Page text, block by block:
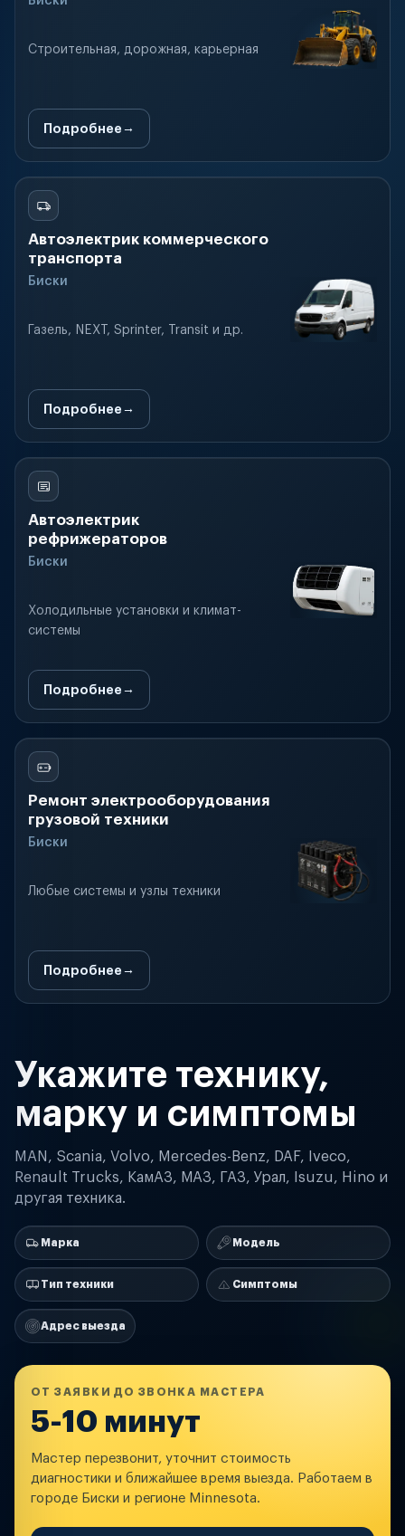
Строительная, дорожная, карьерная
Подробнее
Автоэлектрик коммерческого
транспорта
Биски
Газель, NEXT, Sprinter, Transit и др.
Подробнее
Автоэлектрик
рефрижераторов
Биски
Холодильные установки и климат-
системы
Подробнее
Ремонт электрооборудования
грузовой техники
Биски
Любые системы и узлы техники
Подробнее
Укажите технику,
марку и симптомы
MAN, Scania, Volvo, Mercedes-Benz, DAF, Iveco,
Renault Trucks, КамАЗ, МАЗ, ГАЗ, Урал, Isuzu, Hino и
другая техника.
Марка Модель
Тип техники Симптомы
Адрес выезда
ОТ ЗАЯВКИ ДО ЗВОНКА МАСТЕРА
5-10 минут
Мастер перезвонит, уточнит стоимость
диагностики и ближайшее время выезда. Работаем в
городе Биски и регионе Minnesota.